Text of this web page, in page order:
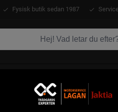
Fysisk butik sedan 1987